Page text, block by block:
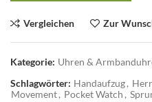
Vergleichen Zur
Kategorie: Uhren &
Schlagwörter: Handaufzug,
Movement, Pocket Watch ,